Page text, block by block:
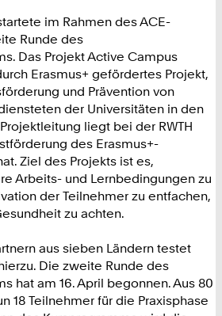
im Rahmen des ACE-
Runde des
Das Projekt Active Campus
Erasmus+ gefördertes Projekt,
und Prävention von
der Universitäten in den
liegt bei der RWTH
des Erasmus+-
Ziel des Projekts ist es,
Arbeits- und Lernbedingungen zu
der Teilnehmer zu entfachen,
zu achten.
aus sieben Ländern testet
Die zweite Runde des
hat am 16. April begonnen. Aus 80
18 Teilnehmer für die Praxisphase